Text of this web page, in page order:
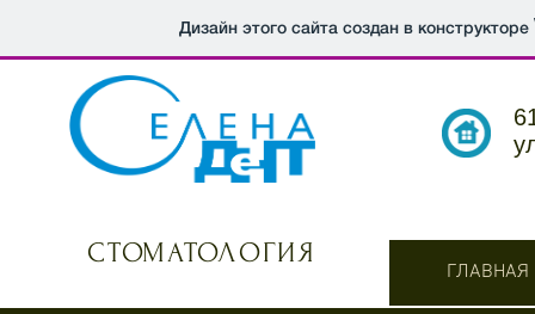
Дизайн этого сайта создан в конструкторе
СТОМАТОЛОГИЯ
ГЛАВНАЯ